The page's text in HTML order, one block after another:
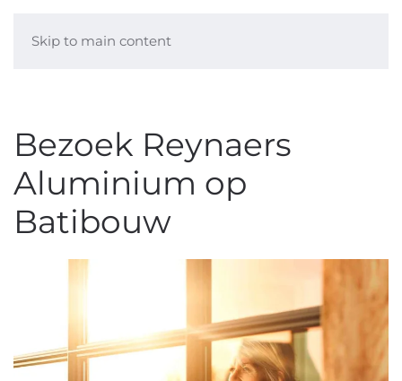
Skip to main content
Bezoek Reynaers
Aluminium op
Batibouw